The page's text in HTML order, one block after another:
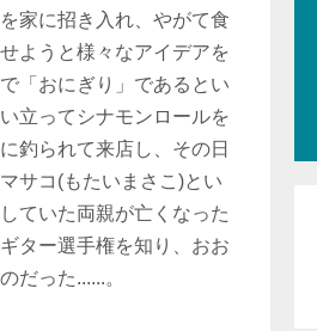
家に招き入れ、やがて食
ようと様々なアイデアを
「おにぎり」であるとい
立ってシナモンロールを
釣られて来店し、その日
サコ(もたいまさこ)とい
ていた両親が亡くなった
ター選手権を知り、おお
だった......。